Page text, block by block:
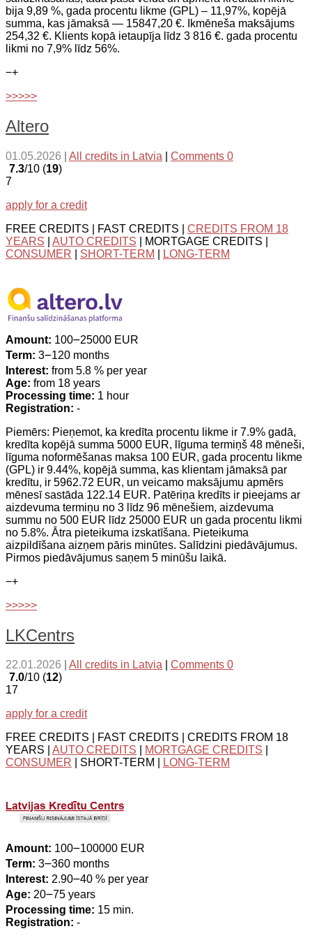
bija 9,89 %, gada procentu likme (GPL) – 11,97%, kopējā
summa, kas jāmaksā — 15847,20 €. Ikmēneša maksājums
254,32 €. Klients kopā ietaupīja līdz 3 816 €. gada procentu
likmi no 7,9% līdz 56%.
−+
>>>>>
Altero
01.05.2026 All credits in Latvia
Comments 0
7.3/10 (19)
7
apply for a credit
FREE CREDITS | FAST CREDITS | CREDITS FROM 18
YEARS
AUTO CREDITS | MORTGAGE CREDITS |
CONSUMER
SHORT-TERM LONG-TERM
Amount: 100౼25000 EUR
Term: 3౼120 months
Interest: from 5.8 % per year
Age: from 18 years
Processing time: 1 hour
Registration: -
Piemērs: Pieņemot, ka kredīta procentu likme ir 7.9% gadā,
kredīta kopējā summa 5000 EUR, līguma termiņš 48 mēneši,
līguma noformēšanas maksa 100 EUR, gada procentu likme
(GPL) ir 9.44%, kopējā summa, kas klientam jāmaksā par
kredītu, ir 5962.72 EUR, un veicamo maksājumu apmērs
mēnesī sastāda 122.14 EUR. Patēriņa kredīts ir pieejams ar
aizdevuma termiņu no 3 līdz 96 mēnešiem, aizdevuma
summu no 500 EUR līdz 25000 EUR un gada procentu likmi
no 5.8%. Ātra pieteikuma izskatīšana. Pieteikuma
aizpildīšana aizņem pāris minūtes. Salīdzini piedāvājumus.
Pirmos piedāvājumus saņem 5 minūšu laikā.
−+
>>>>>
LKCentrs
22.01.2026 All credits in Latvia
Comments 0
7.0/10 (12)
17
apply for a credit
FREE CREDITS | FAST CREDITS | CREDITS FROM 18
YEARS | AUTO CREDITS MORTGAGE CREDITS
CONSUMER | SHORT-TERM | LONG-TERM
Amount: 100౼100000 EUR
Term: 3౼360 months
Interest: 2.90౼40 % per year
Age: 20౼75 years
Processing time: 15 min.
Registration: -